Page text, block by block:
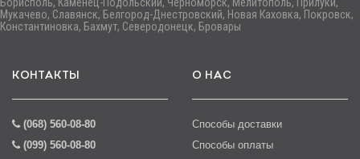
Мукачево, Славянск, Белгород-Днестровский, Новая Каховка, Покровск,
Константиновка, Бахмут, Северодонецк, Бровары
КОНТАКТЫ
(068) 560-08-80
(099) 560-08-80
О НАС
Способы доставки
Способы оплаты